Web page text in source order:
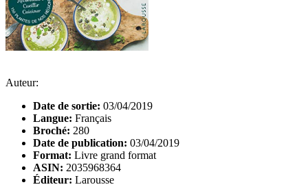
Auteur:
Date de sortie: 03/04/2019
Langue: Français
Broché: 280
Date de publication: 03/04/2019
Format: Livre grand format
ASIN: 2035968364
Éditeur: Larousse